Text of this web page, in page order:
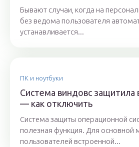
Бывают случаи, когда на
без ведома пользователя
устанавливается...
ПК и ноутбуки
Система виндовс
— как отключить
Система защиты операционной
полезная функция. Для основной
пользователей встроенной...